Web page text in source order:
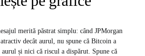
merită păstrat simplu: când JPMorgan
decât aurul, nu spune că Bitcoin a
și nici că riscul a dispărut. Spune că